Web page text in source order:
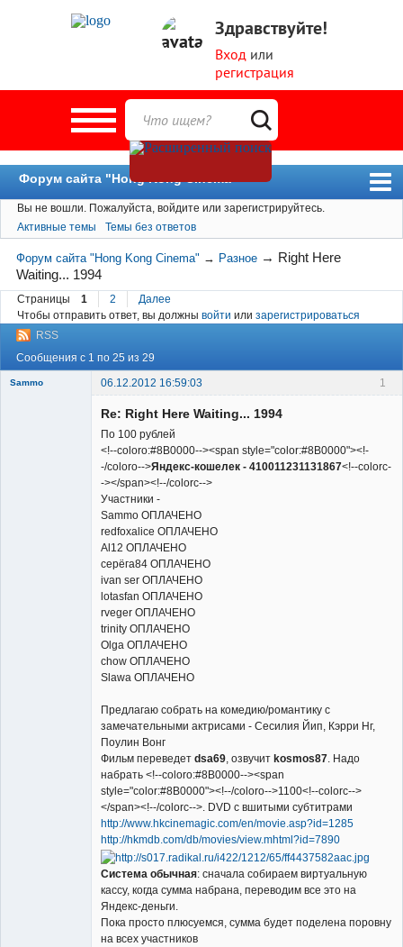
Здравствуйте!
Вход или
регистрация
Форум сайта "Hong Kong Cinema"
Форум
Новости
Пользователи
Поиск
Вы не вошли. Пожалуйста, войдите или зарегистрируйтесь.
Активные темы
Темы без ответов
Форум сайта "Hong Kong Cinema" → Разное → Right Here
Waiting... 1994
Страницы 1 2
Далее
Чтобы отправить ответ, вы должны войти или зарегистрироваться
RSS
Сообщения с 1 по 25 из 29
1
Sammo
06.12.2012 16:59:03
Re: Right Here Waiting... 1994
По 100 рублей
<!--coloro:#8B0000--><span style="color:#8B0000"><!-
-/coloro-->Яндекс-кошелек - 410011231131867<!--colorc-
-></span><!--/colorc-->
Участники -
Sammo ОПЛАЧЕНО
redfoxalice ОПЛАЧЕНО
Al12 ОПЛАЧЕНО
серёга84 ОПЛАЧЕНО
ivan ser ОПЛАЧЕНО
lotasfan ОПЛАЧЕНО
rveger ОПЛАЧЕНО
trinity ОПЛАЧЕНО
Olga ОПЛАЧЕНО
chow ОПЛАЧЕНО
Slawa ОПЛАЧЕНО
Предлагаю собрать на комедию/романтику с
замечательными актрисами - Сесилия Йип, Кэрри Нг,
Поулин Вонг
Фильм переведет dsa69, озвучит kosmos87. Надо
набрать <!--coloro:#8B0000--><span
style="color:#8B0000"><!--/coloro-->1100<!--colorc-->
</span><!--/colorc-->. DVD с вшитыми субтитрами
http://www.hkcinemagic.com/en/movie.asp?id=1285
http://hkmdb.com/db/movies/view.mhtml?id=7890
Система обычная: сначала собираем виртуальную
кассу, когда сумма набрана, переводим все это на
Яндекс-деньги.
Пока просто плюсуемся, сумма будет поделена поровну
на всех участников